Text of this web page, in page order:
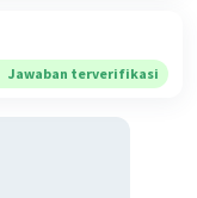
Jawaban terverifikasi